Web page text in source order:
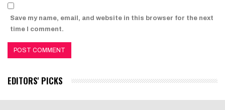
Save my name, email, and website in this browser for the next
time I comment.
EDITORS' PICKS